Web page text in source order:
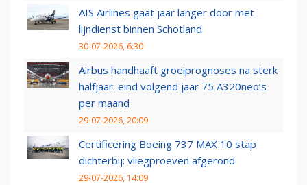
AIS Airlines gaat jaar langer door met
lijndienst binnen Schotland
30-07-2026, 6:30
Airbus handhaaft groeiprognoses na sterk
halfjaar: eind volgend jaar 75 A320neo’s
per maand
29-07-2026, 20:09
Certificering Boeing 737 MAX 10 stap
dichterbij: vliegproeven afgerond
29-07-2026, 14:09